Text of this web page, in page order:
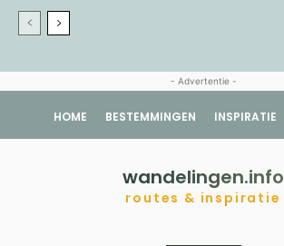
- Advertentie -
HOME BESTEMMINGEN INSPIRATIE
wandelingen.info
routes & inspiratie